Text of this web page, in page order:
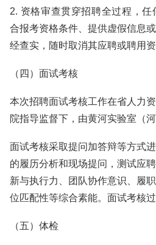
2. 资格审查贯穿招聘全过程，
合报考资格条件、提供虚假信息
经查实，随时取消其应聘或聘用资
（四）面试考核
本次招聘面试考核工作在省人力
院指导监督下，由黄河实验室（河
面试考核采取提问加答辩等方式
的履历分析和现场提问，测试应
新与执行力、团队协作意识、履
位匹配性等综合素能。面试考核过
（五）体检